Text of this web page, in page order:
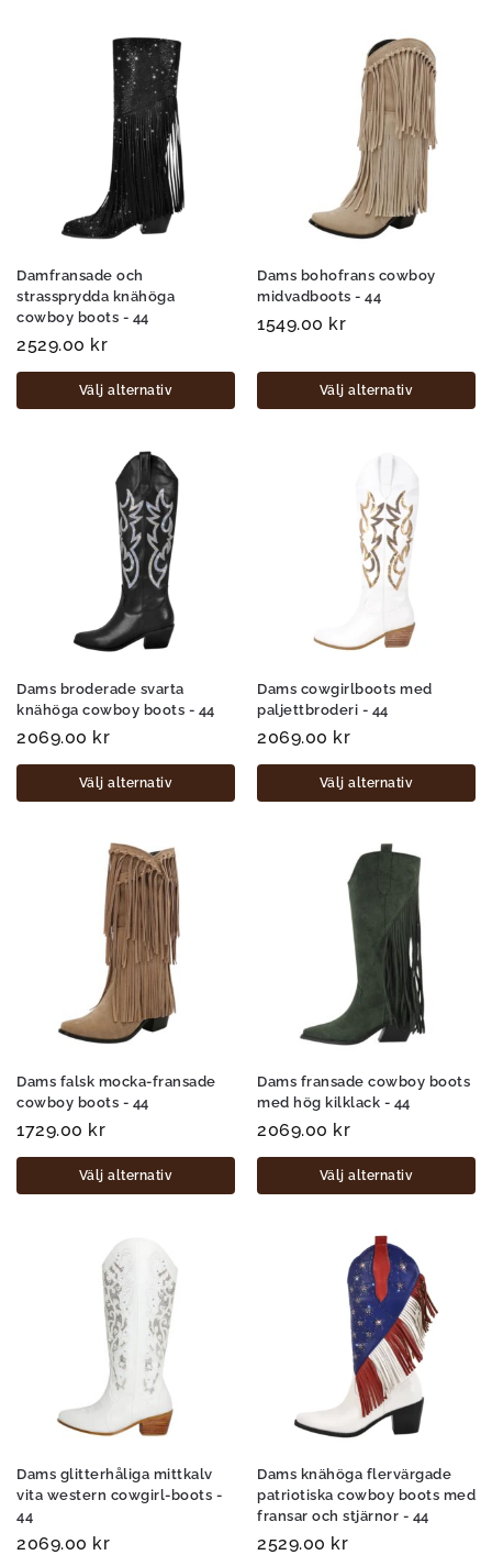
Damfransade och
strassprydda knähöga
cowboy boots - 44
2529.00 kr
Välj alternativ
Dams bohofrans cowboy
midvadboots - 44
1549.00 kr
Välj alternativ
Dams broderade svarta
knähöga cowboy boots - 44
2069.00 kr
Välj alternativ
Dams cowgirlboots med
paljettbroderi - 44
2069.00 kr
Välj alternativ
Dams falsk mocka-fransade
cowboy boots - 44
1729.00 kr
Välj alternativ
Dams fransade cowboy boots
med hög kilklack - 44
2069.00 kr
Välj alternativ
Dams glitterhåliga mittkalv
vita western cowgirl-boots -
44
2069.00 kr
Dams knähöga flervärgade
patriotiska cowboy boots med
fransar och stjärnor - 44
2529.00 kr